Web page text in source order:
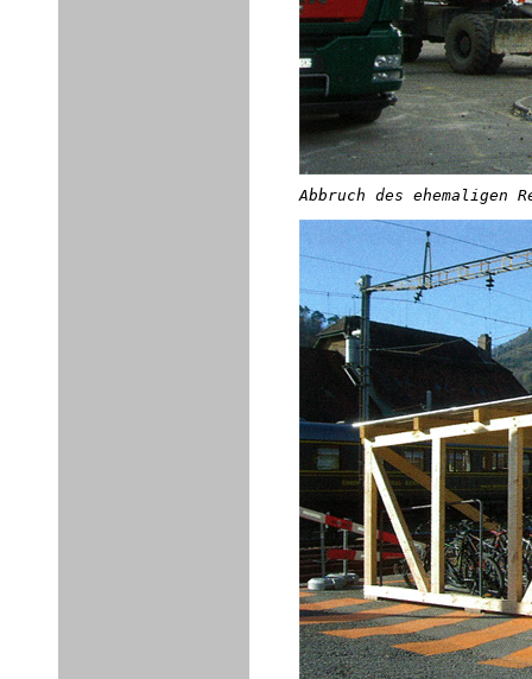
Abbruch des ehemaligen